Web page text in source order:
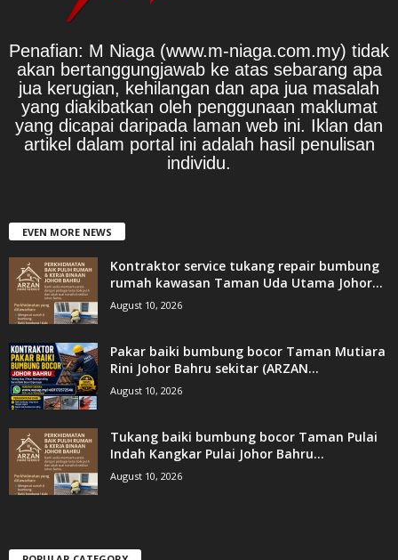
Penafian: M Niaga (www.m-niaga.com.my) tidak
akan bertanggungjawab ke atas sebarang apa
jua kerugian, kehilangan dan apa jua masalah
yang diakibatkan oleh penggunaan maklumat
yang dicapai daripada laman web ini. Iklan dan
artikel dalam portal ini adalah hasil penulisan
individu.
EVEN MORE NEWS
Kontraktor service tukang repair bumbung
rumah kawasan Taman Uda Utama Johor...
August 10, 2026
Pakar baiki bumbung bocor Taman Mutiara
Rini Johor Bahru sekitar (ARZAN...
August 10, 2026
Tukang baiki bumbung bocor Taman Pulai
Indah Kangkar Pulai Johor Bahru...
August 10, 2026